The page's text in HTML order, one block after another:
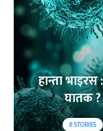
हान्ता
घातक ?
8STORIES